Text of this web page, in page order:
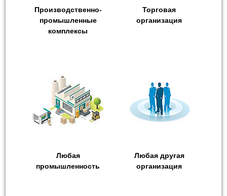
Производственно-
промышленные
комплексы
Торговая
организация
Любая
промышленность
Любая другая
организация